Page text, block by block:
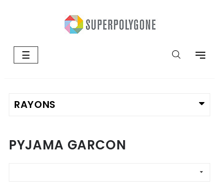
Basculer
la
☰
PYJAMA GARCON
